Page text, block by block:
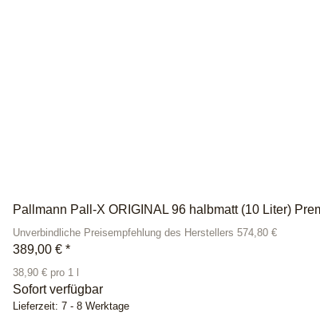
Pallmann Pall-X ORIGINAL 96 halbmatt (10 Liter)
Unverbindliche Preisempfehlung des Herstellers 574,80 €
389,00 € *
38,90 € pro 1 l
Sofort verfügbar
Lieferzeit: 7 - 8 Werktage